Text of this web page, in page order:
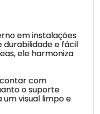
em instalações
e fácil
ele harmoniza
com
o suporte
visual limpo e